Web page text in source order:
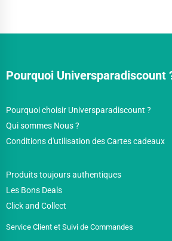
Pourquoi Universparadiscount
Pourquoi choisir Universparadiscount ?
Qui sommes Nous ?
Conditions d'utilisation des Cartes cadeaux
Produits toujours authentiques
Les Bons Deals
Click and Collect
Service Client et Suivi de Commandes